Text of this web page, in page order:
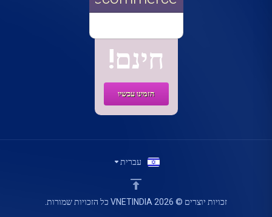
חינם!
הזמינו עכשיו
זכויות יוצרים © 2026 VNETINDIA כל הזכויות שמורות.
עברית